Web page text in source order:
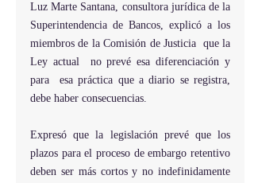
Luz Marte Santana, consultora jurídica de la
Superintendencia de Bancos, explicó a los
miembros de la Comisión de Justicia  que la
Ley actual  no prevé esa diferenciación y
para  esa práctica que a diario se registra,
debe haber consecuencias.
Expresó que la legislación prevé que los
plazos para el proceso de embargo retentivo
deben ser más cortos y no indefinidamente